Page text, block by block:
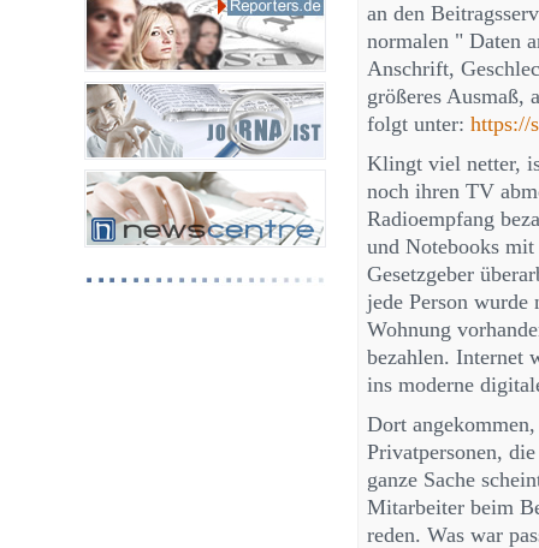
an den
normalen " Daten
Anschrift,
größeres Ausmaß,
folgt unter: https://
Klingt viel netter,
noch ihren TV
Radioempfang
und Notebooks
Gesetzgeber
jede Person
Wohnung
bezahlen. Internet
ins moderne
Dort
Privatpersonen,
ganze Sache
Mitarbeiter beim
reden. Was war